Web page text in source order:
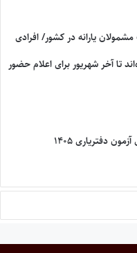
مشمولان یارانه در کشور/ افرادی
تا آخر شهریور برای اعلام حضور
دفتریاری ۱۴۰۵